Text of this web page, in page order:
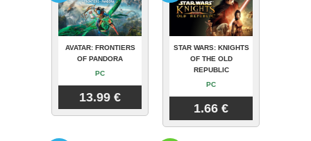
AVATAR: FRONTIERS
OF PANDORA
PC
13.99 €
STAR WARS: KNIGHTS
OF THE OLD
REPUBLIC
PC
1.66 €